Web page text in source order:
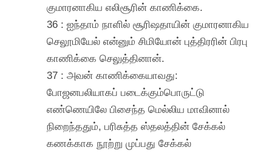
குமாரனாகிய எலிசூரின் காணிக்கை.
36 : ஐந்தாம் நாளில் சூரிஷதாயின் குமாரனாகிய
செலூமியேல் என்னும் சிமியோன் புத்திரரின் பிரபு
காணிக்கை செலுத்தினான்.
37 : அவன் காணிக்கையாவது:
போஜனபலியாகப் படைக்கும்பொருட்டு
எண்ணெயிலே பிசைந்த மெல்லிய மாவினால்
நிறைந்ததும், பரிசுத்த ஸ்தலத்தின் சேக்கல்
கணக்காக நூற்று முப்பது சேக்கல்